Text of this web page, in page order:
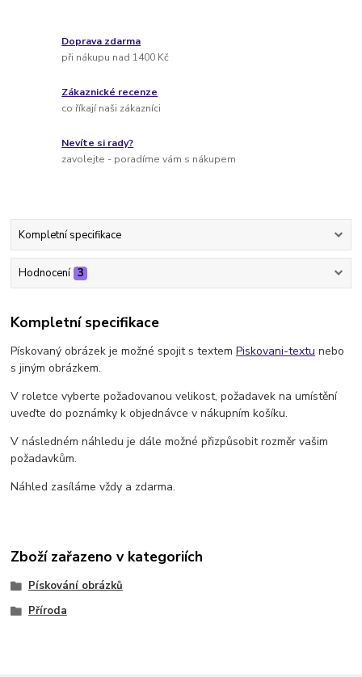
Doprava zdarma
při nákupu nad 1400 Kč
Zákaznické recenze
co říkají naši zákazníci
Nevíte si rady?
zavolejte - poradíme vám s nákupem
Kompletní specifikace
Hodnocení 3
Kompletní specifikace
Pískovaný obrázek je možné spojit s textemPiskovani-textu nebo
s jiným obrázkem.
V roletce vyberte požadovanou velikost, požadavek na umístění
uveďte do poznámky k objednávce v nákupním košíku.
V následném náhledu je dále možné přizpůsobit rozměr vašim
požadavkům.
Náhled zasíláme vždy a zdarma.
Zboží zařazeno v kategoriích
Pískování obrázků
Příroda